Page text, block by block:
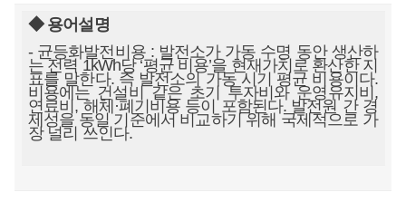
◆ 용어설명
- 균등화발전비용 : 발전소가 가동 수명 동안 생산하
는 전력 1kWh당 ‘평균 비용’을 현재가치로 환산한 지
표를 말한다. 즉 발전소의 가동 시기 평균 비용이다.
비용에는 건설비 같은 초기 투자비와 운영유지비,
연료비, 해체·폐기비용 등이 포함된다. 발전원 간 경
제성을 동일 기준에서 비교하기 위해 국제적으로 가
장 널리 쓰인다.